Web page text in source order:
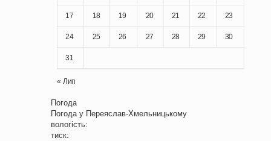
17 18 19 20 21 22 23
24 25 26 27 28 29 30
31
« Лип
Погода
Погода у Переяслав-Хмельницькому
вологість:
тиск: